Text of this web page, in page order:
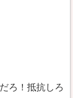
ろ！抵抗しろ